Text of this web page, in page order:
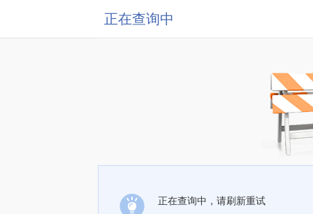
正在查询中
正在查询中，请刷新重试